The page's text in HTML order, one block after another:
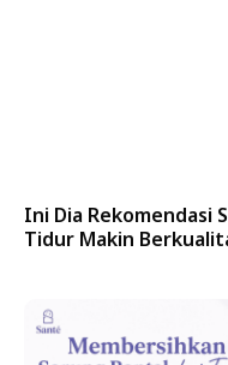
Ini Dia Rekomendasi
Tidur Makin